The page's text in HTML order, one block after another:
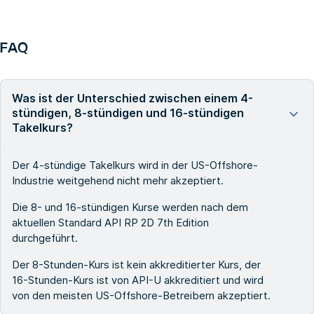
FAQ
Was ist der Unterschied zwischen einem 4-
stündigen, 8-stündigen und 16-stündigen
Takelkurs?
Der 4-stündige Takelkurs wird in der US-Offshore-
Industrie weitgehend nicht mehr akzeptiert.
Die 8- und 16-stündigen Kurse werden nach dem
aktuellen Standard API RP 2D 7th Edition
durchgeführt.
Der 8-Stunden-Kurs ist kein akkreditierter Kurs, der
16-Stunden-Kurs ist von API-U akkreditiert und wird
von den meisten US-Offshore-Betreibern akzeptiert.